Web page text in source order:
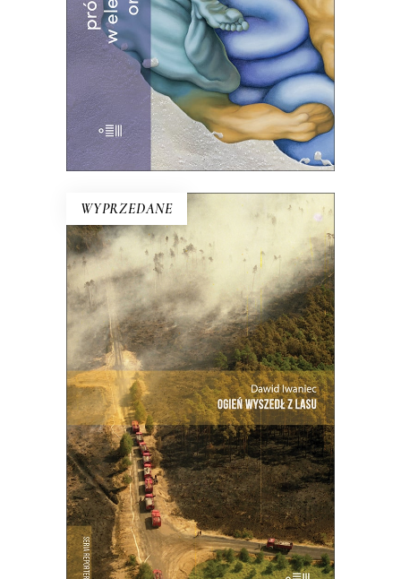
E-BOOK DO KOSZYKA
60.00zł 39.00zł
KSIĄŻKA DO KOSZYKA
WYPRZEDANE
E-BOOK DO KOSZYKA
OGIEŃ WYSZEDŁ Z LASU
Ta reporterska rekonstrukcja niemal
minuta po minucie największego
pożaru lasu w Polsce.
42.00zł 21.00zł